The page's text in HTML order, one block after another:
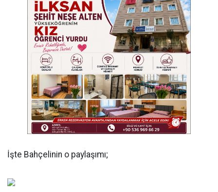
İşte Bahçelinin o paylaşımı;